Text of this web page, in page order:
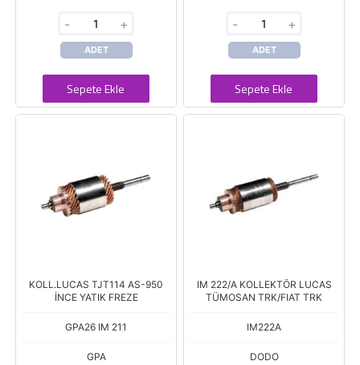
- +
ADET
Sepete Ekle
- +
ADET
Sepete Ekle
KOLL.LUCAS TJT114 AS-950
İNCE YATIK FREZE
GPA26 IM 211
GPA
IM 222/A KOLLEKTÖR LUCAS
TÜMOSAN TRK/FIAT TRK
IM222A
DODO